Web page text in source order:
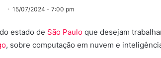
15/07/2024 - 7:00 pm
estado de São Paulo que desejam
, sobre computação em nuvem e